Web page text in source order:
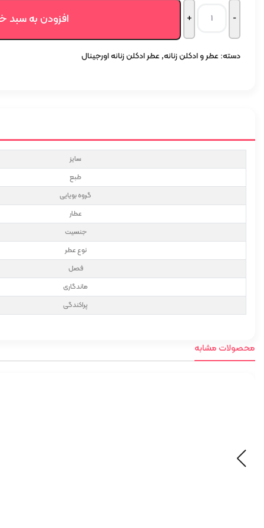
افزودن به سبد
دسته: عطر و ادکلن زنانه, عطر ادکلن زنانه اورجینال
سایز
طبع
گروه بویایی
عطار
جنسیت
نوع عطر
فصل
ماندگاری
پراکندگی
محصولات مشابه